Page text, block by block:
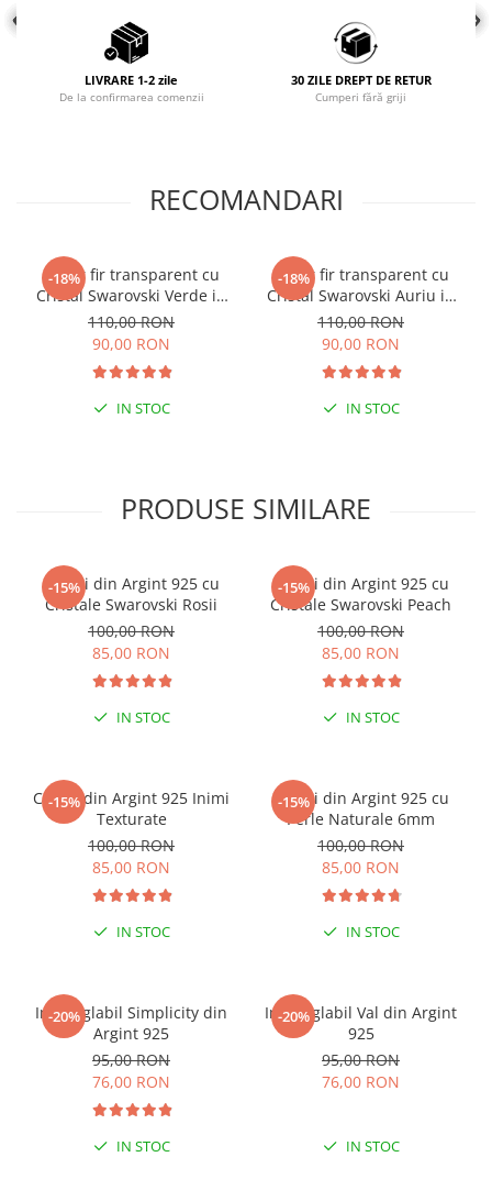
LIVRARE 1-2 zile
De la confirmarea comenzii
30 ZILE DREPT DE RETUR
Cumperi fără griji
RECOMANDARI
-18%
Colier fir transparent cu
Cristal Swarovski Verde in
Caseta din Argint 925
110,00 RON
90,00 RON
IN STOC
-18%
Colier fir transparent cu
Cristal Swarovski Auriu in
Caseta din Argint 925
110,00 RON
90,00 RON
IN STOC
PRODUSE SIMILARE
-15%
Cercei din Argint 925 cu
Cristale Swarovski Rosii
100,00 RON
85,00 RON
IN STOC
-15%
Cercei din Argint 925 cu
Cristale Swarovski Peach
100,00 RON
85,00 RON
IN STOC
-15%
Cercei din Argint 925 Inimi
Texturate
100,00 RON
85,00 RON
IN STOC
-15%
Cercei din Argint 925 cu
Perle Naturale 6mm
100,00 RON
85,00 RON
IN STOC
-20%
Inel reglabil Simplicity din
Argint 925
95,00 RON
76,00 RON
IN STOC
-20%
Inel reglabil Val din Argint
925
95,00 RON
76,00 RON
IN STOC